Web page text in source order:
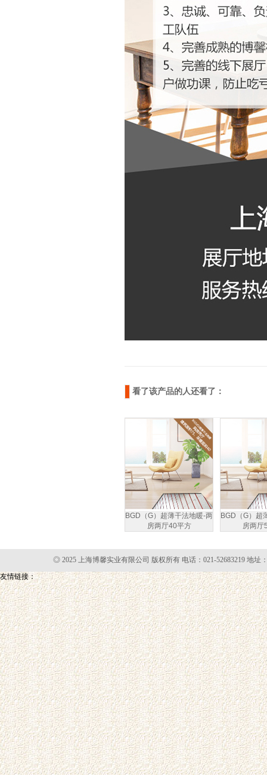
看了该产品的人还看了：
BGD（G）超薄干法地暖-两
房两厅40平方
BGD（G）超
房两厅
◎ 2025 上海博馨实业有限公司 版权所有 电话：021-52683219 地
友情链接：